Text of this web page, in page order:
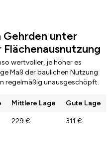
Gehrden unter
wertvoller, je höher es
Maß der baulichen Nutzung
regelmäßig unausgeschöpft.
Mittlere Lage Gute Lage
229 € 311 €